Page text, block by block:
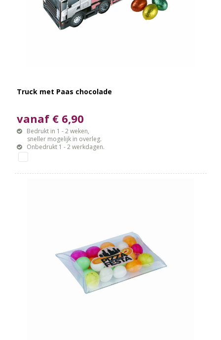
Truck met Paas chocolade
vanaf € 6,90
Bedrukt in 1 - 2 weken,
sneller mogelijk in overleg.
Onbedrukt 1 - 2 werkdagen.